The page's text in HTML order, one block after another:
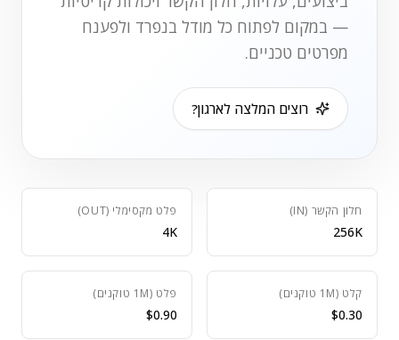
— במקום לפתוח כל מודל בנפרד ולפענח
מפרטים טכניים.
רוצים המלצה לארגון?
חלון הקשר (IN)
256K
פלט מקסימלי (OUT)
4K
קלט (1M טוקנים)
$0.30
פלט (1M טוקנים)
$0.90